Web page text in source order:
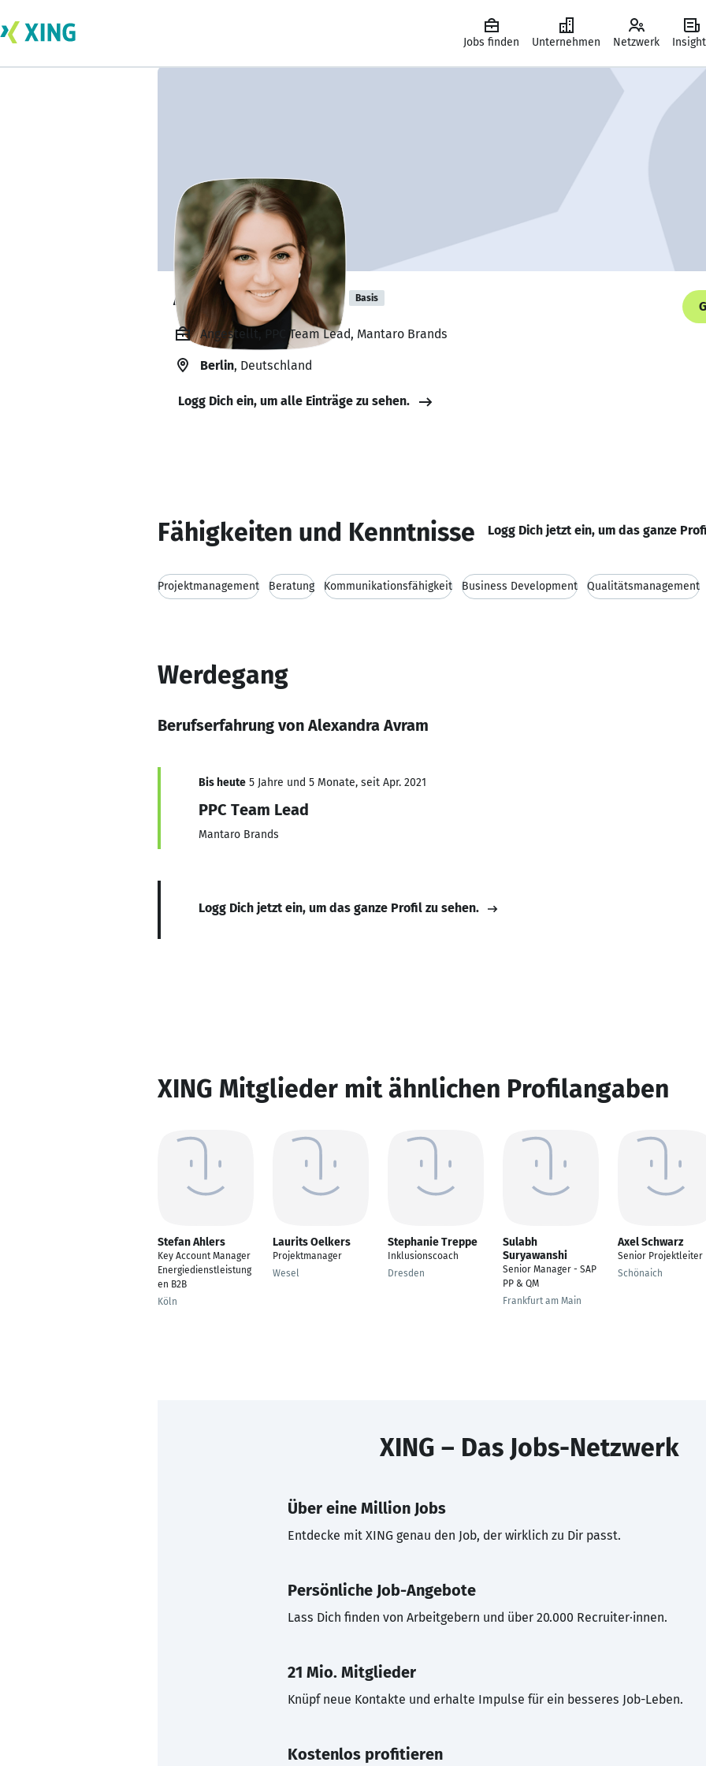
Jobs finden Unternehmen Netzwerk
Alexandra Avram Basis
Angestellt, PPC Team Lead, Mantaro Brands
Berlin, Deutschland
Logg Dich ein, um alle Einträge zu sehen.
Fähigkeiten und Kenntnisse Logg Dich jetzt ein, um das ganze
Projektmanagement Beratung Kommunikationsfähigkeit Business Development Qualitätsmanagement
Werdegang
Berufserfahrung von Alexandra Avram
Bis heute 5 Jahre und 5 Monate, seit Apr. 2021
PPC Team Lead
Mantaro Brands
Logg Dich jetzt ein, um das ganze Profil zu sehen.
XING Mitglieder mit ähnlichen Profilangaben
Stefan Ahlers
Key Account Manager
Energiedienstleistung
en B2B
Köln
Laurits Oelkers
Projektmanager
Wesel
Stephanie Treppe
Inklusionscoach
Dresden
Sulabh
Suryawanshi
Senior Manager - SAP
PP & QM
Frankfurt am Main
Axel Schwarz
Senior Projektleiter
Schönaich
XING – Das Jobs-Netzwerk
Über eine Million Jobs
Entdecke mit XING genau den Job, der wirklich zu Dir passt.
Persönliche Job-Angebote
Lass Dich finden von Arbeitgebern und über 20.000 Recruiter·innen.
21 Mio. Mitglieder
Knüpf neue Kontakte und erhalte Impulse für ein besseres Job-Leben.
Kostenlos profitieren